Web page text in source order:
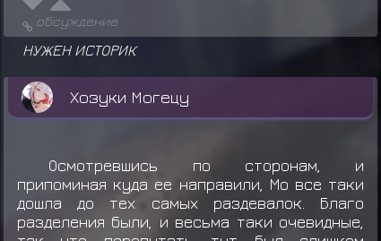
обсуждение
НУЖЕН ИСТОРИК
Хозуки Могецу
Осмотревшись по сторонам, и
припоминая куда ее направили, Мо все таки
дошла до тех самых раздевалок. Благо
разделения были, и весьма таки очевидные,